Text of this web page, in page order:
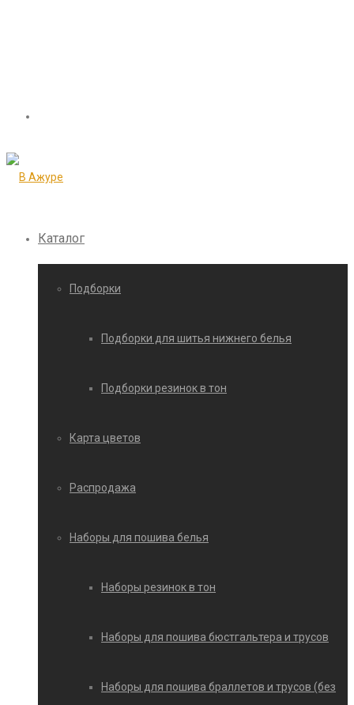
Каталог
Подборки
Подборки для шитья нижнего белья
Подборки резинок в тон
Карта цветов
Распродажа
Наборы для пошива белья
Наборы резинок в тон
Наборы для пошива бюстгальтера и трусов
Наборы для пошива браллетов и трусов (без